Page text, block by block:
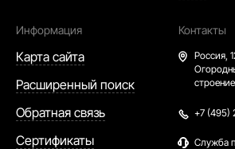
Информация
Карта сайта
Расширенный поиск
Обратная связь
Сертификаты
Контакты
Россия,
+7 (495)
Служба